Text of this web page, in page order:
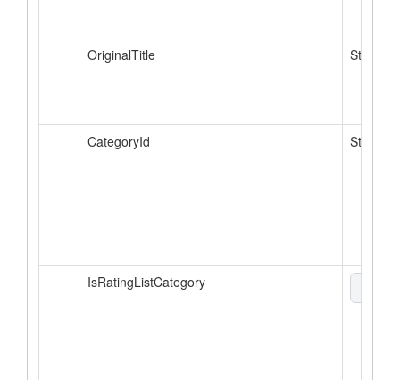
OriginalTitle String
CategoryId String
IsRatingListCategory